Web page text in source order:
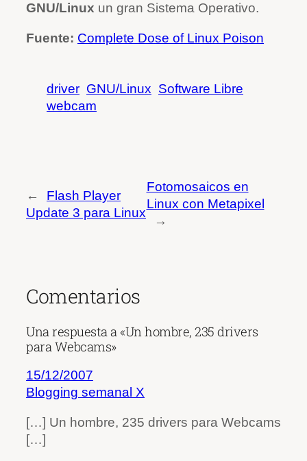
GNU/Linux un gran Sistema Operativo.
Fuente: Complete Dose of Linux Poison
driver GNU/Linux Software Libre
webcam
←
Flash Player
Update 3 para Linux
Fotomosaicos en
Linux con Metapixel
→
Comentarios
Una respuesta a «Un hombre, 235 drivers
para Webcams»
15/12/2007
Blogging semanal X
[…] Un hombre, 235 drivers para Webcams
[…]